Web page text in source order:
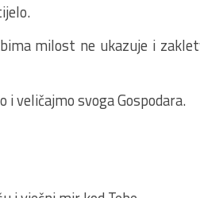
milost ne ukazuje i
veličajmo svoga Gospodara.